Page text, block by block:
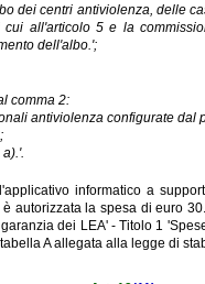
dei centri antiviolenza, delle
all'articolo 5 e la
dell'albo.';
comma 2:
antiviolenza configurate dal
informatico a
autorizzata la spesa di euro
dei LEA' - Titolo 1
A allegata alla legge di